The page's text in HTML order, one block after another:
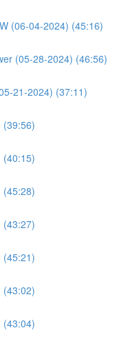
(06-04-2024) (45:16)
(05-28-2024) (46:56)
21-2024) (37:11)
(39:56)
(40:15)
(45:28)
(43:27)
(45:21)
(43:02)
(43:04)